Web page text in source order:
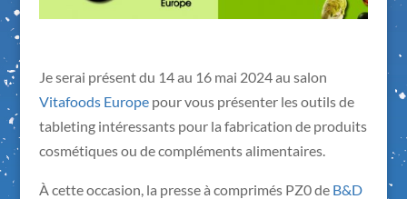
Je serai présent du 14 au 16 mai 2024 au salon
Vitafoods Europepour vous présenter les outils de
tableting intéressants pour la fabrication de produits
cosmétiques ou de compléments alimentaires.
À cette occasion, la presse à comprimés PZ0 de B&D